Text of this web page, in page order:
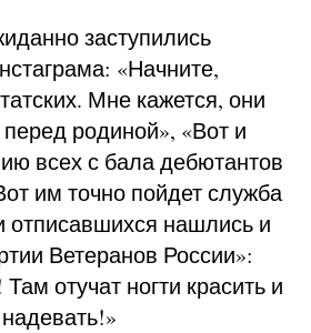
заступились
«Начните,
Мне кажется, они
родиной», «Вот и
всех с бала дебютантов
им точно пойдет служба
отписавшихся нашлись и
Ветеранов России»:
отучат ногти красить и